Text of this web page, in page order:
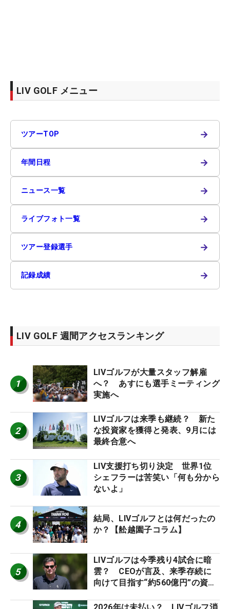
LIV GOLF メニュー
ツアーTOP →
年間日程 →
ニュース一覧 →
ライブフォト一覧 →
ツアー登録選手 →
記録成績 →
LIV GOLF 週間アクセスランキング
1
LIVゴルフが大量スタッフ解雇
へ？ あすにも選手ミーティング
実施へ
2
LIVゴルフは来季も継続？ 新た
な投資家を獲得と発表、9月には
最終合意へ
3
LIV支援打ち切り決定 世界1位
シェフラーは苦笑い「何も分から
ないよ」
4
結局、LIVゴルフとは何だったの
か？【舩越園子コラム】
5
LIVゴルフは今季残り4試合に暗
雲？ CEOが言及、来季存続に
向けて目指す“約560億円”の資金